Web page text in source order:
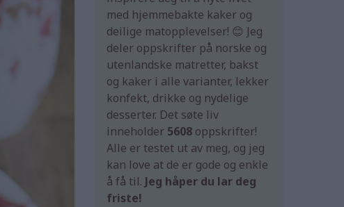
med hjemmebakte kaker og
deilige matopplevelser! 😊 Jeg
deler oppskrifter på norske og
utenlandske matretter, bakst
og kaker i alle varianter, lekker
konfekt, drikke og nydelige
desserter. Det søte liv
inneholder 5608 oppskrifter!
Alle er testet ut av meg, og jeg
kan love at de er gode og enkle
å få til. Jeg håper du lar deg
friste!